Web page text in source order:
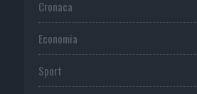
Cronaca
Economia
Sport